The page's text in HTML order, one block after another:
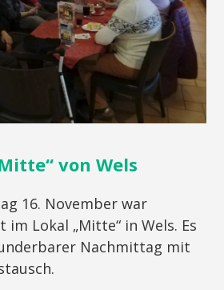
von Wels
16. November war
Lokal „Mitte“ in Wels. Es
Nachmittag mit